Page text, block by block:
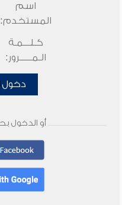
اسم
المستخدم:
كـلـــمـة
الـمـــــرور:
دخول
أو الدخول